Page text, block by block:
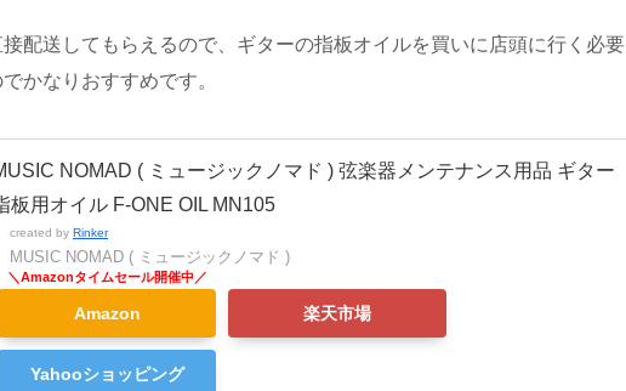
配送してもらえるので、ギターの指板オイルを買いに店頭に行く必要
かなりおすすめです。
NOMAD ( ミュージックノマド ) 弦楽器メンテナンス用品 ギター
板用オイル F-ONE OIL MN105
created by Rinker
MUSIC NOMAD ( ミュージックノマド )
Amazon 楽天市場
Yahooショッピング